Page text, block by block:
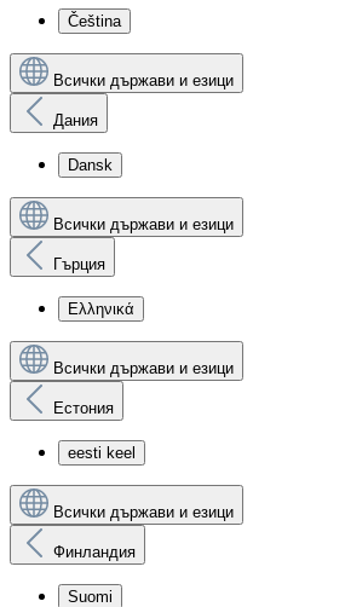
Čeština
Всички държави и езици
Дания
Dansk
Всички държави и езици
Гърция
Ελληνικά
Всички държави и езици
Естония
eesti keel
Всички държави и езици
Финландия
Suomi